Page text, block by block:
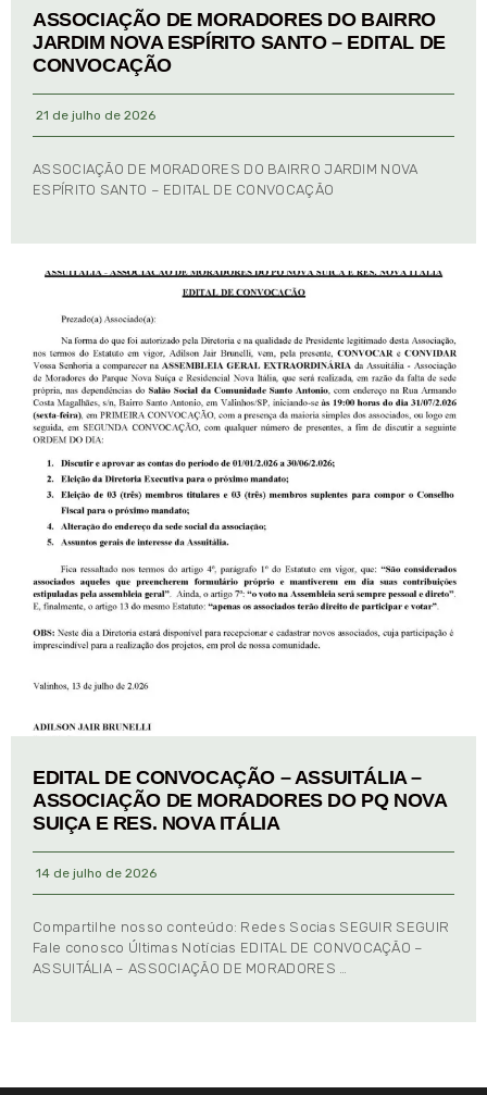
ASSOCIAÇÃO DE MORADORES DO BAIRRO
JARDIM NOVA ESPÍRITO SANTO – EDITAL DE
CONVOCAÇÃO
21 de julho de 2026
ASSOCIAÇÃO DE MORADORES DO BAIRRO JARDIM NOVA
ESPÍRITO SANTO – EDITAL DE CONVOCAÇÃO
EDITAL DE CONVOCAÇÃO – ASSUITÁLIA –
ASSOCIAÇÃO DE MORADORES DO PQ NOVA
SUIÇA E RES. NOVA ITÁLIA
14 de julho de 2026
Compartilhe nosso conteúdo: Redes Socias SEGUIR SEGUIR
Fale conosco Últimas Notícias EDITAL DE CONVOCAÇÃO –
ASSUITÁLIA – ASSOCIAÇÃO DE MORADORES …